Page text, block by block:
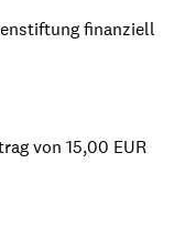
finanziell
von 15,00 EUR